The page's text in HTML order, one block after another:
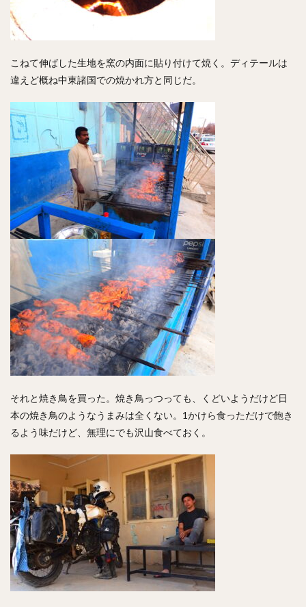
こねて伸ばした生地を窯の内面に貼り付けて焼く。ディテールは
違えど概ね中東諸国での焼かれ方と同じだ。
それと焼き鳥を買った。焼き鳥っつっても、くどいようだけど日
本の焼き鳥のようなうまみは全くない。1かけら食っただけで飽き
るよう味だけど、無理にでも沢山食べておく。